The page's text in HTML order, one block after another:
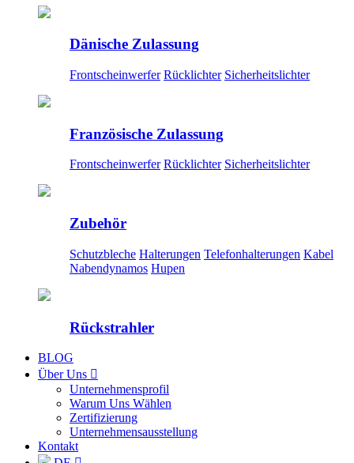
Dänische Zulassung
Frontscheinwerfer Rücklichter Sicherheitslichter
Französische Zulassung
Frontscheinwerfer Rücklichter Sicherheitslichter
Zubehör
Schutzbleche Halterungen Telefonhalterungen Kabel
Nabendynamos Hupen
Rückstrahler
BLOG
Über Uns 
Unternehmensprofil
Warum Uns Wählen
Zertifizierung
Unternehmensausstellung
Kontakt